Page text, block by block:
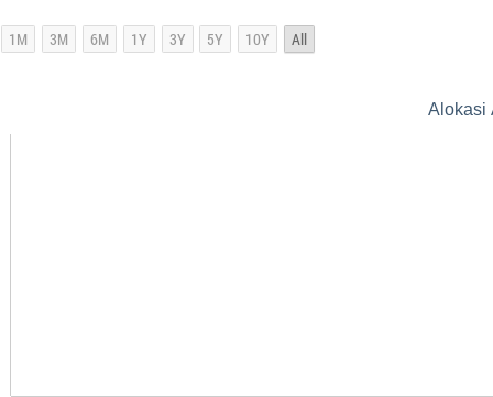
Alokasi